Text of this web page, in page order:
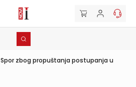
Spor zbog propuštanja postupanja u